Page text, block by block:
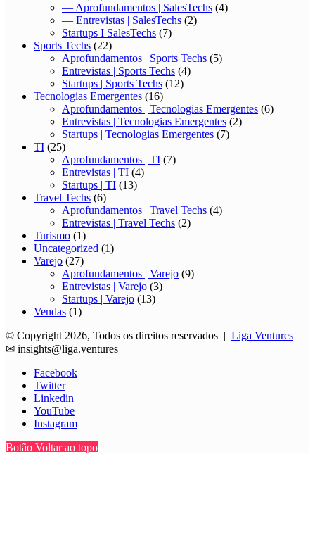
— Aprofundamentos | SalesTechs (4)
— Entrevistas | SalesTechs (2)
Startups I SalesTechs (7)
Sports Techs (22)
Aprofundamentos | Sports Techs (5)
Entrevistas | Sports Techs (4)
Startups | Sports Techs (12)
Tecnologias Emergentes (16)
Aprofundamentos | Tecnologias Emergentes (6)
Entrevistas | Tecnologias Emergentes (2)
Startups | Tecnologias Emergentes (7)
TI (25)
Aprofundamentos | TI (7)
Entrevistas | TI (4)
Startups | TI (13)
Travel Techs (6)
Aprofundamentos | Travel Techs (4)
Entrevistas | Travel Techs (2)
Turismo (1)
Uncategorized (1)
Varejo (27)
Aprofundamentos | Varejo (9)
Entrevistas | Varejo (3)
Startups | Varejo (13)
Vendas (1)
© Copyright 2026, Todos os direitos reservados | Liga Ventures
✉ insights@liga.ventures
Facebook
Twitter
Linkedin
YouTube
Instagram
Botão Voltar ao topo